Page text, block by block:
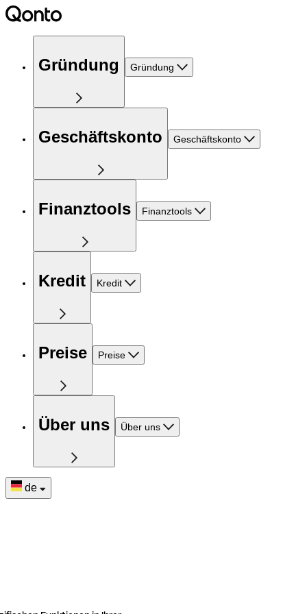
Gründung Gründung
Geschäftskonto Geschäftskonto
Finanztools Finanztools
Kredit Kredit
Preise Preise
Über uns Über uns
de